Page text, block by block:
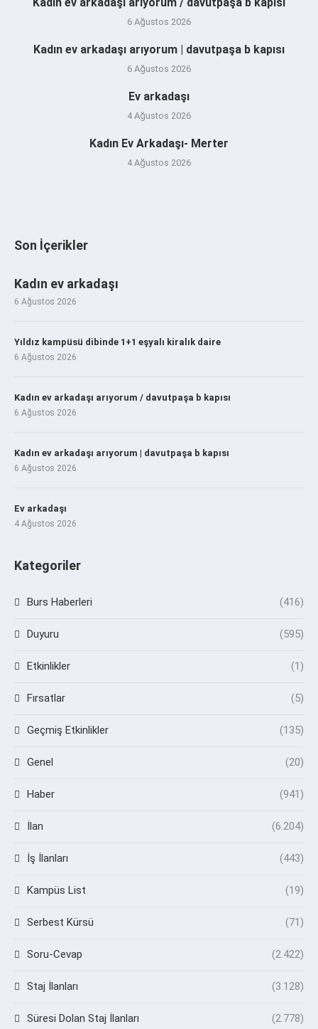
6 Ağustos 2026
Kadın ev arkadaşı arıyorum | davutpaşa b kapısı
6 Ağustos 2026
Ev arkadaşı
4 Ağustos 2026
Kadın Ev Arkadaşı- Merter
4 Ağustos 2026
Son İçerikler
Kadın ev arkadaşı
6 Ağustos 2026
Yıldız kampüsü dibinde 1+1 eşyalı kiralık daire
6 Ağustos 2026
Kadın ev arkadaşı arıyorum / davutpaşa b kapısı
6 Ağustos 2026
Kadın ev arkadaşı arıyorum | davutpaşa b kapısı
6 Ağustos 2026
Ev arkadaşı
4 Ağustos 2026
Kategoriler
Burs Haberleri (416)
Duyuru (595)
Etkinlikler (1)
Fırsatlar (5)
Geçmiş Etkinlikler (135)
Genel (20)
Haber (941)
İlan (6.204)
İş İlanları (443)
Kampüs List (19)
Serbest Kürsü (71)
Soru-Cevap (2.422)
Staj İlanları (3.128)
Süresi Dolan Staj İlanları (2.778)